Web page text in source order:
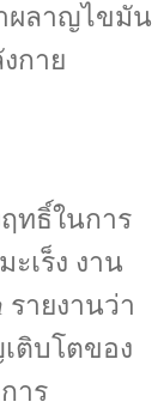
ผลาญไขมัน
กาย
ทธิ์ในการ
เร็ง งาน
รายงานว่า
ติบโตของ
าร